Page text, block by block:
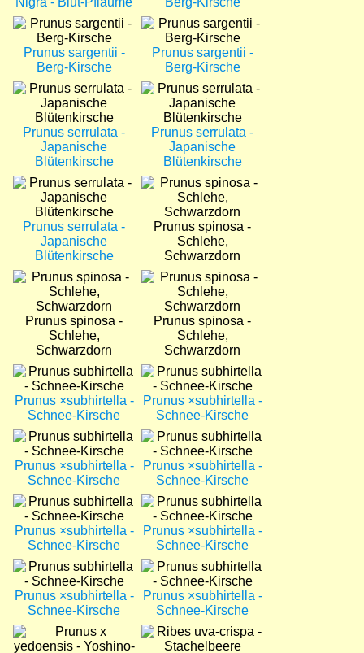
Bild
Prunus sargentii -
Berg-Kirsche
Bild
Prunus sargentii -
Berg-Kirsche
Bild
Prunus serrulata -
Japanische
Blütenkirsche
Bild
Prunus serrulata -
Japanische
Blütenkirsche
Bild
Prunus serrulata -
Japanische
Blütenkirsche
Bild
Prunus spinosa -
Schlehe,
Schwarzdorn
Bild
Prunus spinosa -
Schlehe,
Schwarzdorn
Bild
Prunus spinosa -
Schlehe,
Schwarzdorn
Bild
Prunus ×subhirtella -
Schnee-Kirsche
Bild
Prunus ×subhirtella -
Schnee-Kirsche
Bild
Prunus ×subhirtella -
Schnee-Kirsche
Bild
Prunus ×subhirtella -
Schnee-Kirsche
Bild
Prunus ×subhirtella -
Schnee-Kirsche
Bild
Prunus ×subhirtella -
Schnee-Kirsche
Bild
Prunus ×subhirtella -
Schnee-Kirsche
Bild
Prunus ×subhirtella -
Schnee-Kirsche
Bild
Bild